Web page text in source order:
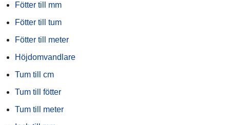
Fötter till mm
Fötter till tum
Fötter till meter
Höjdomvandlare
Tum till cm
Tum till fötter
Tum till meter